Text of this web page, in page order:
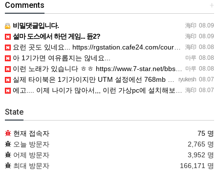
+
Comments
海印 08.09
비밀댓글입니다.
海印 08.09
설마 도스에서 하던 게임... 듄2?
海印 08.08
요런 곳도 있네요... https://rgstation.cafe24.com/course_tip/306500
마루 08.08
아 1기가면 여유롭지는 않네요...
마루 08.08
이런 노래가 있습니다 ㅎㅎ https://www.7-star.net/bbs/board.php?bo_table…
ryukesh 08.07
실제 타이북은 1기가이지만 UTM 설정에선 768mb 입니다. 1기가나 그 보다 넘게 설정하면 UTM 에뮬레…
海印 08.07
에고.... 이제 나이가 많아서,,, 이런 가상pc에 설치해보는 것도 귀찮군요.. ㅎㅎ 날씨도 덥고.....…
State
현재 접속자
75 명
오늘 방문자
2,765 명
어제 방문자
3,952 명
최대 방문자
166,171 명